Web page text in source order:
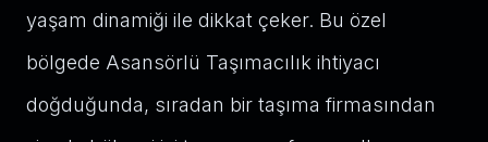
yaşam dinamiği ile dikkat çeker. Bu özel
bölgede Asansörlü Taşımacılık ihtiyacı
doğduğunda, sıradan bir taşıma firmasından